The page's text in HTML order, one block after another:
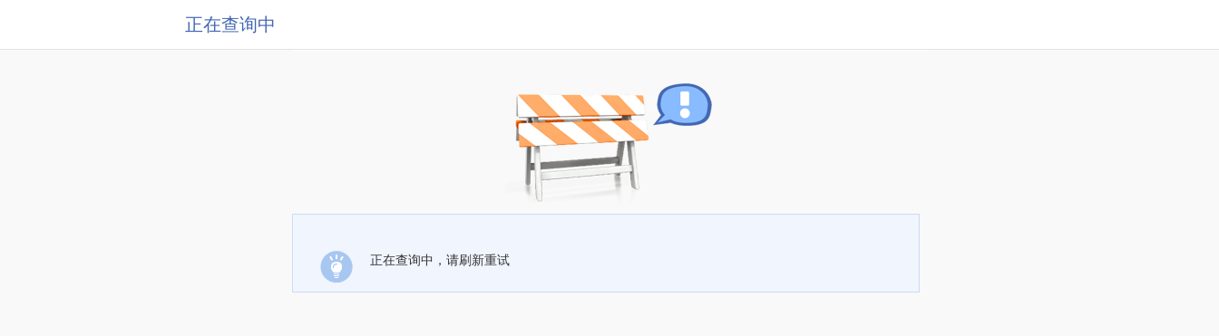
正在查询中
正在查询中，请刷新重试